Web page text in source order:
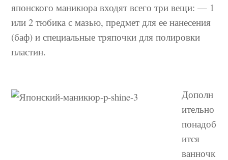
японского маникюра входят всего три вещи: — 1
или 2 тюбика с мазью, предмет для ее нанесения
(баф) и специальные тряпочки для полировки
пластин.
Дополн
ительно
понадоб
ится
ванночк